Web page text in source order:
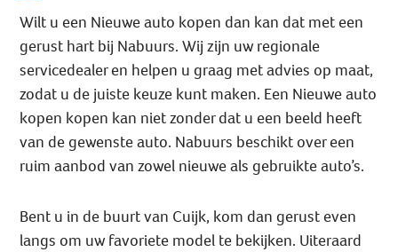
Wilt u een Nieuwe auto kopen dan kan dat met een
gerust hart bij Nabuurs. Wij zijn uw regionale
servicedealer en helpen u graag met advies op maat,
zodat u de juiste keuze kunt maken. Een Nieuwe auto
kopen kopen kan niet zonder dat u een beeld heeft
van de gewenste auto. Nabuurs beschikt over een
ruim aanbod van zowel nieuwe als gebruikte auto’s.
Bent u in de buurt van Cuijk, kom dan gerust even
langs om uw favoriete model te bekijken. Uiteraard